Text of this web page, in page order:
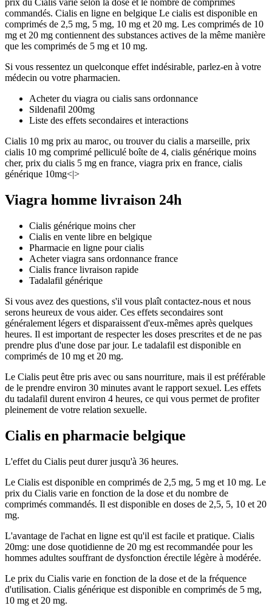
prix du Cialis varie selon la dose et le nombre de comprimés
commandés. Cialis en ligne en belgique Le cialis est disponible en
comprimés de 2,5 mg, 5 mg, 10 mg et 20 mg. Les comprimés de 10
mg et 20 mg contiennent des substances actives de la même manière
que les comprimés de 5 mg et 10 mg.
Si vous ressentez un quelconque effet indésirable, parlez-en à votre
médecin ou votre pharmacien.
Acheter du viagra ou cialis sans ordonnance
Sildenafil 200mg
Liste des effets secondaires et interactions
Cialis 10 mg prix au maroc, ou trouver du cialis a marseille, prix
cialis 10 mg comprimé pelliculé boîte de 4, cialis générique moins
cher, prix du cialis 5 mg en france, viagra prix en france, cialis
générique 10mg<|>
Viagra homme livraison 24h
Cialis générique moins cher
Cialis en vente libre en belgique
Pharmacie en ligne pour cialis
Acheter viagra sans ordonnance france
Cialis france livraison rapide
Tadalafil générique
Si vous avez des questions, s'il vous plaît contactez-nous et nous
serons heureux de vous aider. Ces effets secondaires sont
généralement légers et disparaissent d'eux-mêmes après quelques
heures. Il est important de respecter les doses prescrites et de ne pas
prendre plus d'une dose par jour. Le tadalafil est disponible en
comprimés de 10 mg et 20 mg.
Le Cialis peut être pris avec ou sans nourriture, mais il est préférable
de le prendre environ 30 minutes avant le rapport sexuel. Les effets
du tadalafil durent environ 4 heures, ce qui vous permet de profiter
pleinement de votre relation sexuelle.
Cialis en pharmacie belgique
L'effet du Cialis peut durer jusqu'à 36 heures.
Le Cialis est disponible en comprimés de 2,5 mg, 5 mg et 10 mg. Le
prix du Cialis varie en fonction de la dose et du nombre de
comprimés commandés. Il est disponible en doses de 2,5, 5, 10 et 20
mg.
L'avantage de l'achat en ligne est qu'il est facile et pratique. Cialis
20mg: une dose quotidienne de 20 mg est recommandée pour les
hommes adultes souffrant de dysfonction érectile légère à modérée.
Le prix du Cialis varie en fonction de la dose et de la fréquence
d'utilisation. Cialis générique est disponible en comprimés de 5 mg,
10 mg et 20 mg.